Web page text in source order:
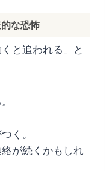
な恐怖
と追われる」と
く。
が続くかもしれ